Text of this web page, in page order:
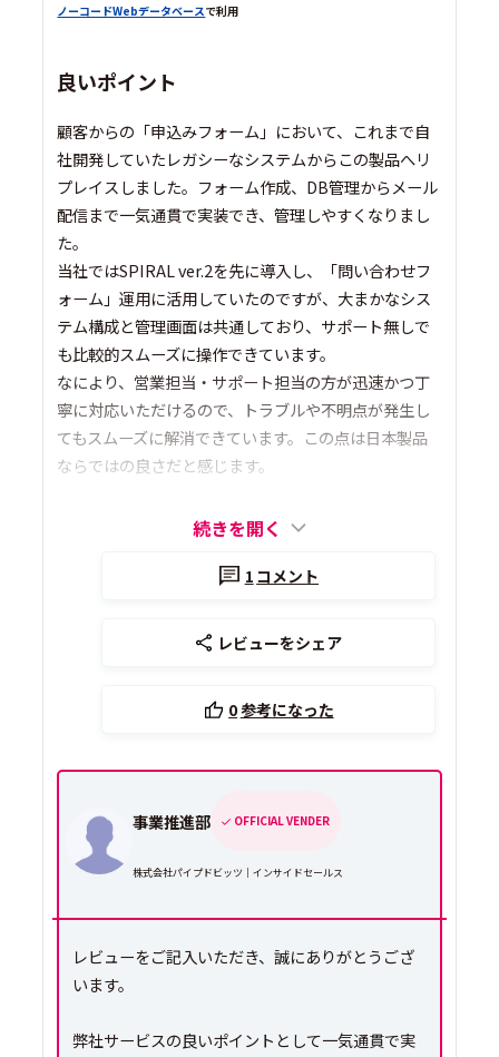
ノーコードWebデータベースで利用
良いポイント
顧客からの「申込みフォーム」において、これまで自
社開発していたレガシーなシステムからこの製品へリ
プレイスしました。フォーム作成、DB管理からメール
配信まで一気通貫で実装でき、管理しやすくなりまし
た。
当社ではSPIRAL ver.2を先に導入し、「問い合わせフ
ォーム」運用に活用していたのですが、大まかなシス
テム構成と管理画面は共通しており、サポート無しで
も比較的スムーズに操作できています。
なにより、営業担当・サポート担当の方が迅速かつ丁
寧に対応いただけるので、トラブルや不明点が発生し
てもスムーズに解消できています。この点は日本製品
ならではの良さだと感じます。
続きを開く
1 コメント
レビューをシェア
0参考になった
事業推進部 OFFICIAL VENDER
株式会社パイプドビッツ｜インサイドセールス
レビューをご記入いただき、誠にありがとうござ
います。
弊社サービスの良いポイントとして一気通貫で実